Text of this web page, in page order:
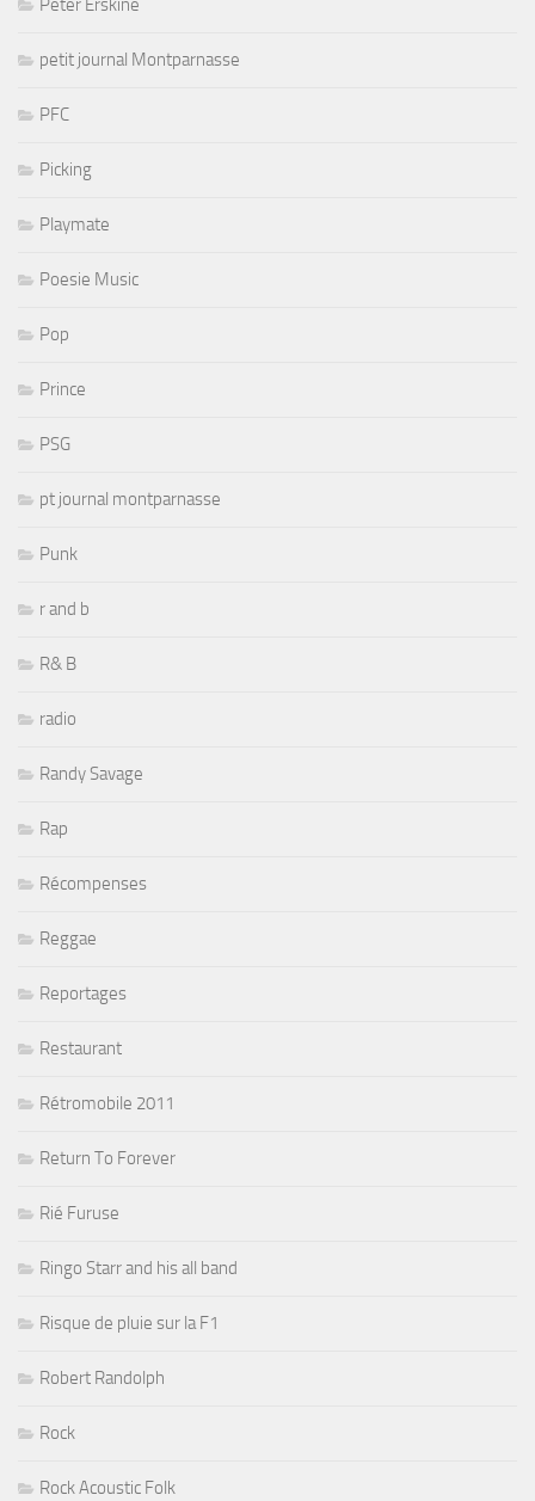
Peter Erskine
petit journal Montparnasse
PFC
Picking
Playmate
Poesie Music
Pop
Prince
PSG
pt journal montparnasse
Punk
r and b
R& B
radio
Randy Savage
Rap
Récompenses
Reggae
Reportages
Restaurant
Rétromobile 2011
Return To Forever
Rié Furuse
Ringo Starr and his all band
Risque de pluie sur la F1
Robert Randolph
Rock
Rock Acoustic Folk